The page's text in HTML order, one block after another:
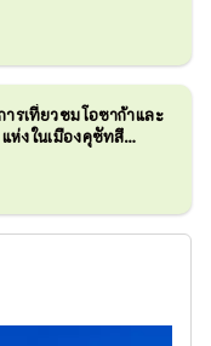
รเที่ยวชมโอซาก้าและ
แห่งในเมืองคุซัทสึ